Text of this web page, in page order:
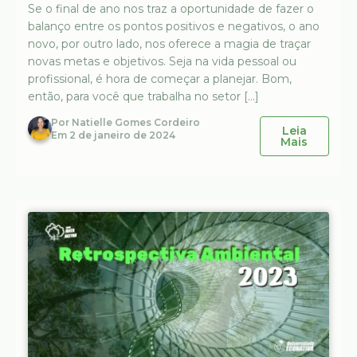
Se o final de ano nos traz a oportunidade de fazer o
balanço entre os pontos positivos e negativos, o ano
novo, por outro lado, nos oferece a magia de traçar
novas metas e objetivos. Seja na vida pessoal ou
profissional, é hora de começar a planejar. Bom,
então, para você que trabalha no setor […]
Por Natielle Gomes Cordeiro
Em 2 de janeiro de 2024 Leia
Mais